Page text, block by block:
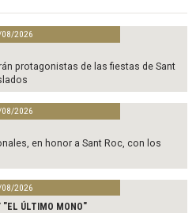
2026
protagonistas de las fiestas de Sant
2026
en honor a Sant Roc, con los
2026
"EL ÚLTIMO MONO"